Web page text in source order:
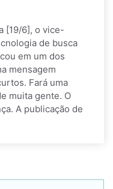
[19/6], o vice-
de busca
em um dos
mensagem
Fará uma
muita gente. O
A publicação de